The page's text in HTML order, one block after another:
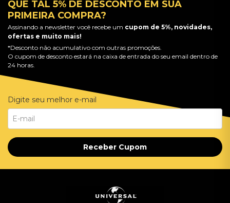
QUE TAL 5% DE DESCONTO EM SUA
PRIMEIRA COMPRA?
Assinando a newsletter você recebe um cupom de 5%, novidades,
ofertas e muito mais!
*Desconto não acumulativo com outras promoções.
O cupom de desconto estará na caixa de entrada do seu email dentro de
24 horas.
Digite seu melhor e-mail
Receber Cupom